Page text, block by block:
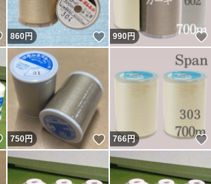
いいね！
860円 いいね！
990円
いいね！
750円 いいね！
766円